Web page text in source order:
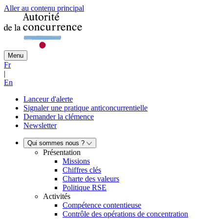
Aller au contenu principal
Menu
Fr
|
En
Lanceur d'alerte
Signaler une pratique anticoncurrentielle
Demander la clémence
Newsletter
Qui sommes nous ?
Présentation
Missions
Chiffres clés
Charte des valeurs
Politique RSE
Activités
Compétence contentieuse
Contrôle des opérations de concentration